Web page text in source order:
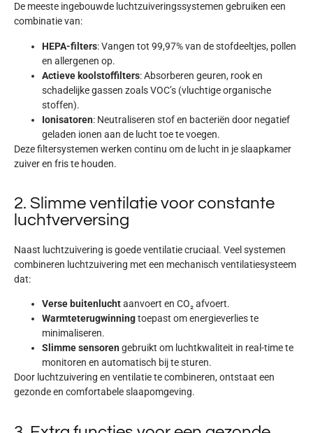
De meeste ingebouwde luchtzuiveringssystemen gebruiken een
combinatie van:
HEPA-filters: Vangen tot 99,97% van de stofdeeltjes, pollen
en allergenen op.
Actieve koolstoffilters: Absorberen geuren, rook en
schadelijke gassen zoals VOC’s (vluchtige organische
stoffen).
Ionisatoren: Neutraliseren stof en bacteriën door negatief
geladen ionen aan de lucht toe te voegen.
Deze filtersystemen werken continu om de lucht in je slaapkamer
zuiver en friste houden.
2. Slimme ventilatie voor constante
luchtverversing
Naast luchtzuivering isgoede ventilatiecruciaal. Veel systemen
combineren luchtzuivering met een mechanisch ventilatiesysteem
dat:
Verse buitenluchtaanvoert en CO₂ afvoert.
Warmteterugwinningtoepast om energieverlies te
minimaliseren.
Slimme sensorengebruikt om luchtkwaliteit in real-time te
monitoren en automatisch bij te sturen.
Door luchtzuivering en ventilatie te combineren, ontstaat een
gezonde en comfortabele slaapomgeving.